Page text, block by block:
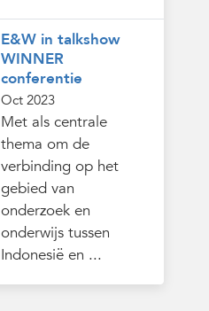
E&W in talkshow
WINNER
conferentie
Oct 2023
Met als centrale
thema om de
verbinding op het
gebied van
onderzoek en
onderwijs tussen
Indonesië en ...